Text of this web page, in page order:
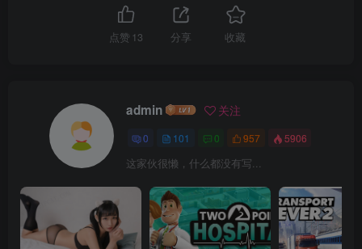
点赞 13 分享 收藏
admin 关注
0 101 0 957 5906
这家伙很懒，什么都没有写...